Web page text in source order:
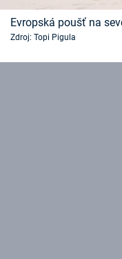
Evropská poušť na
Zdroj: Topi Pigula